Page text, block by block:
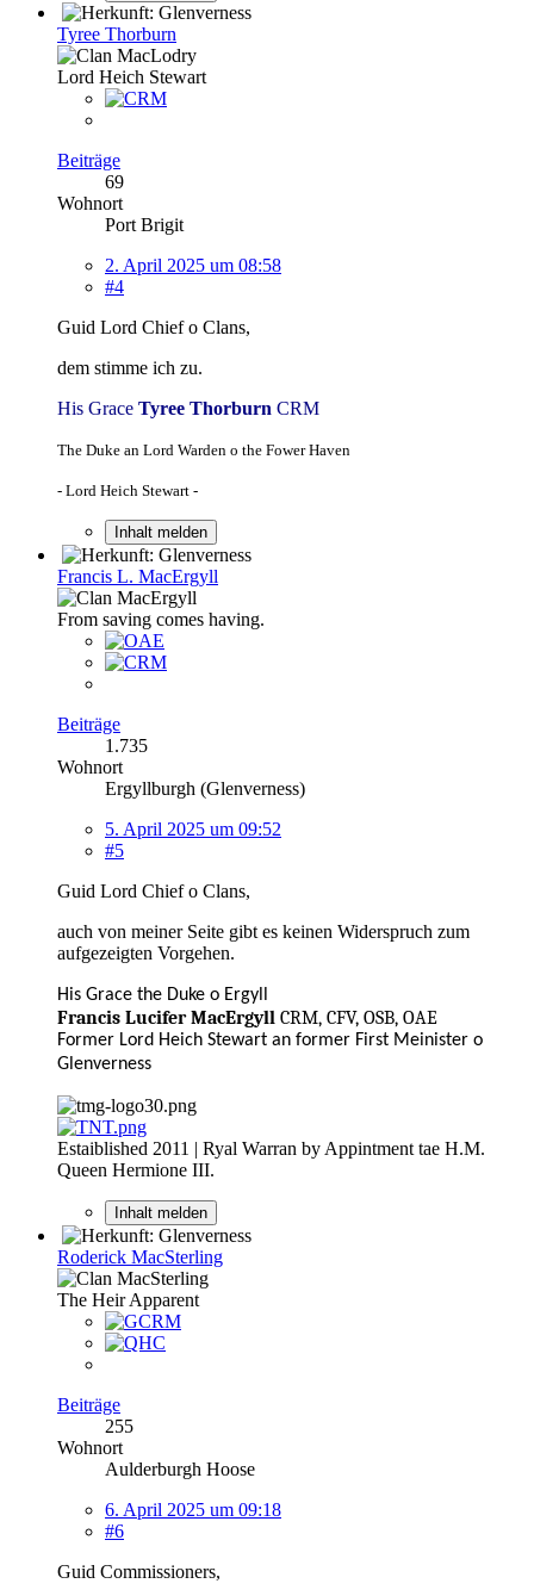
Tyree Thorburn
Lord Heich Stewart
Beiträge
69
Wohnort
Port Brigit
2. April 2025 um 08:58
#4
Guid Lord Chief o Clans,
dem stimme ich zu.
His Grace Tyree Thorburn CRM
The Duke an Lord Warden o the Fower Haven
- Lord Heich Stewart -
Inhalt melden
Francis L. MacErgyll
From saving comes having.
Beiträge
1.735
Wohnort
Ergyllburgh (Glenverness)
5. April 2025 um 09:52
#5
Guid Lord Chief o Clans,
auch von meiner Seite gibt es keinen Widerspruch zum
aufgezeigten Vorgehen.
His Grace the Duke o Ergyll
Francis Lucifer MacErgyll CRM, CFV, OSB, OAE
Former Lord Heich Stewart an former First Meinister o
Glenverness
Estaiblished 2011 | Ryal Warran by Appintment tae H.M.
Queen Hermione III.
Inhalt melden
Roderick MacSterling
The Heir Apparent
Beiträge
255
Wohnort
Aulderburgh Hoose
6. April 2025 um 09:18
#6
Guid Commissioners,